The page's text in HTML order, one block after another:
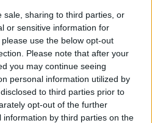
sale, sharing to third parties, or
or sensitive information for
use the below opt-out
Please note that after your
you may continue seeing
personal information utilized by
to third parties prior to
opt-out of the further
by third parties on the
egy
és más
– most